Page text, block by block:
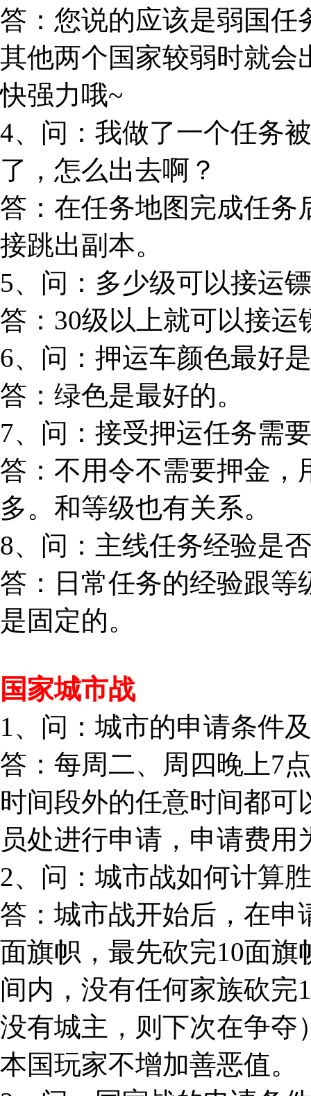
答：您说的应该是弱国任
其他两个国家较弱时就会
快强力哦~
4、问：我做了一个任务
了，怎么出去啊？
答：在任务地图完成任务
接跳出副本。
5、问：多少级可以接运
答：30级以上就可以接运
6、问：押运车颜色最好
答：绿色是最好的。
7、问：接受押运任务需
答：不用令不需要押金，
多。和等级也有关系。
8、问：主线任务经验是
答：日常任务的经验跟等
是固定的。
国家城市战
1、问：城市的申请条件
答：每周二、周四晚上7
时间段外的任意时间都
员处进行申请，申请费用
2、问：城市战如何计算
答：城市战开始后，在申
面旗帜，最先砍完10面
间内，没有任何家族砍完
没有城主，则下次在争夺
本国玩家不增加善恶值。